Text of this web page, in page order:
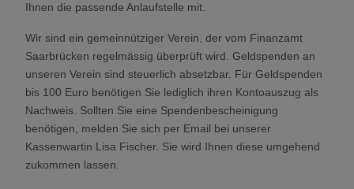
Ihnen die passende Anlaufstelle mit.
Wir sind ein gemeinnütziger Verein, der vom Finanzamt
Saarbrücken regelmässig überprüft wird. Geldspenden an
unseren Verein sind steuerlich absetzbar. Für Geldspenden
bis 100 Euro benötigen Sie lediglich ihren Kontoauszug als
Nachweis. Sollten Sie eine Spendenbescheinigung
benötigen, melden Sie sich per Email bei unserer
Kassenwartin Lisa Fischer. Sie wird Ihnen diese umgehend
zukommen lassen.